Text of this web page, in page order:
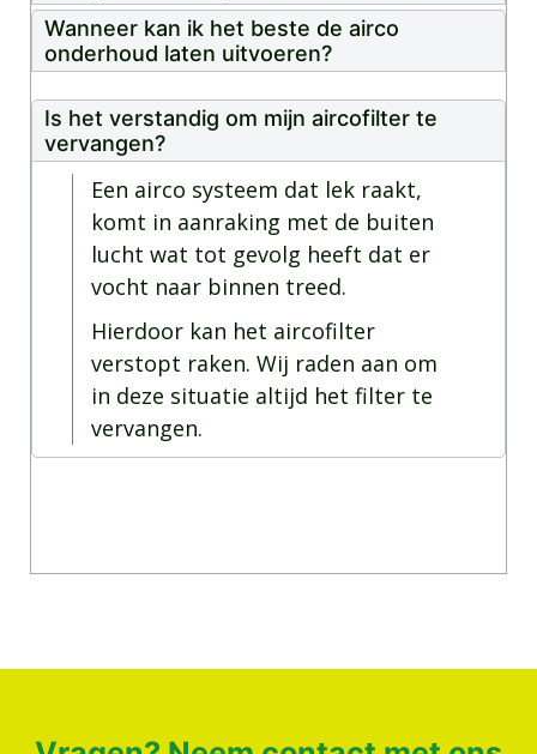
Wanneer kan ik het beste de airco
onderhoud laten uitvoeren?
Is het verstandig om mijn aircofilter te
vervangen?
Een airco systeem dat lek raakt,
komt in aanraking met de buiten
lucht wat tot gevolg heeft dat er
vocht naar binnen treed.
Hierdoor kan het aircofilter
verstopt raken. Wij raden aan om
in deze situatie altijd het filter te
vervangen.